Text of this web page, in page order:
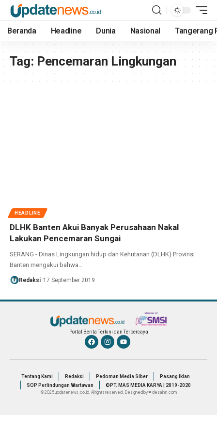
Beranda Headline Dunia Nasional Tangerang
Tag: Pencemaran Lingkungan
HEADLINE
DLHK Banten Akui Banyak Perusahaan Nakal
Lakukan Pencemaran Sungai
SERANG - Dinas Lingkungan hidup dan Kehutanan (DLHK) Provinsi
Banten mengakui bahwa…
Redaksi 17 September 2019
Portal Berita Terkini dan Terpercaya
Tentang Kami Redaksi Pedoman Media Siber
Pasang Iklan
SOP Perlindungan Wartawan
©PT. MAS MEDIA KARYA | 2019-2020
© 2025 updatenews.co.id. All rights reserved. Designed by ❤ dezainin.com